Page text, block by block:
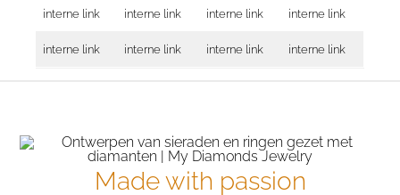
interne link interne link interne link interne link
interne link interne link interne link interne link
Made with passion